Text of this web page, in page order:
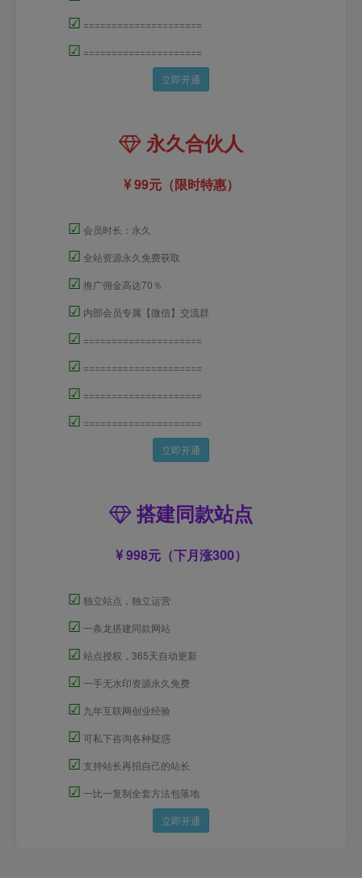
☑ =====================
☑ =====================
立即开通
永久合伙人
99元（限时特惠）
☑ 会员时长：永久
☑ 全站资源永久免费获取
☑ 推广佣金高达70％
☑ 内部会员专属【微信】交流群
☑ =====================
☑ =====================
☑ =====================
☑ =====================
立即开通
搭建同款站点
998元（下月涨300）
☑ 独立站点，独立运营
☑ 一条龙搭建同款网站
☑ 站点授权，365天自动更新
☑ 一手无水印资源永久免费
☑ 九年互联网创业经验
☑ 可私下咨询各种疑惑
☑ 支持站长再招自己的站长
☑ 一比一复制全套方法包落地
立即开通